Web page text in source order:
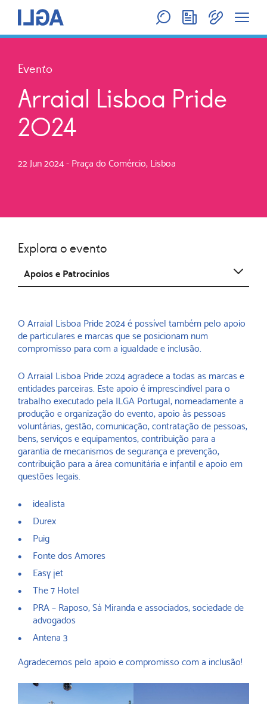
Evento
Arraial Lisboa Pride
2024
22 Jun 2024 - Praça do Comércio, Lisboa
Explora o evento
Apoios e Patrocínios Abrir
O Arraial Lisboa Pride 2024 é possível também pelo apoio
de particulares e marcas que se posicionam num
compromisso para com a igualdade e inclusão.
O Arraial Lisboa Pride 2024 agradece a todas as marcas e
entidades parceiras. Este apoio é imprescindível para o
trabalho executado pela ILGA Portugal, nomeadamente a
produção e organização do evento, apoio às pessoas
voluntárias, gestão, comunicação, contratação de pessoas,
bens, serviços e equipamentos, contribuição para a
garantia de mecanismos de segurança e prevenção,
contribuição para a área comunitária e infantil e apoio em
questões legais.
idealista
Durex
Puig
Fonte dos Amores
Easy jet
The 7 Hotel
PRA – Raposo, Sá Miranda e associados, sociedade de
advogados
Antena 3
Agradecemos pelo apoio e compromisso com a inclusão!